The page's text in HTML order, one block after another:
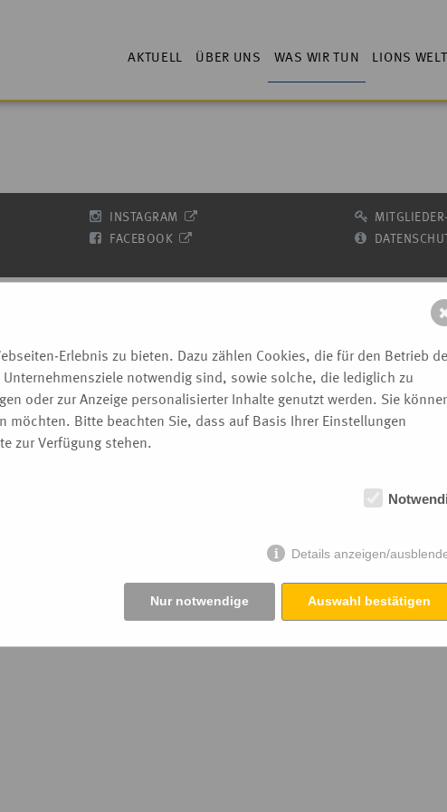
AKTUELL ÜBER UNS WAS WIR TUN LIONS
INSTAGRAM
FACEBOOK
Erlebnis zu bieten. Dazu zählen Cookies, die für den Betrieb
notwendig sind, sowie solche, die lediglich zu
oder zur Anzeige personalisierter Inhalte genutzt werden. Sie
möchten. Bitte beachten Sie, dass auf Basis Ihrer Einstellungen
zur Verfügung stehen.
Details anzeigen/
Nur notwendige Auswahl bestätigen